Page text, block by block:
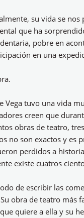
su vida se nos
que ha
pobre en
en una
Vega tuvo una vida
creen que
obras de teatro,
no son exactos y es
perdidos a
existe cuatros
de escribir las
obra de teatro más
quiere a ella y su